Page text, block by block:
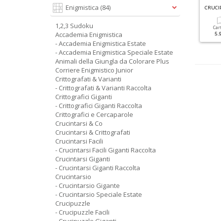
G
RANDI SUDOKU SPECIALE INVERNO N.4
Digitale
1.90 € 3.50 €
Enigmistica (84)
1,2,3 Sudoku
Accademia Enigmistica
- Accademia Enigmistica Estate
- Accademia Enigmistica Speciale Estate
Animali della Giungla da Colorare Plus
Corriere Enigmistico Junior
Crittografati & Varianti
- Crittografati & Varianti Raccolta
Crittografici Giganti
- Crittografici Giganti Raccolta
Crittografici e Cercaparole
Crucintarsi & Co
Crucintarsi & Crittografati
Crucintarsi Facili
- Crucintarsi Facili Giganti Raccolta
Crucintarsi Giganti
- Crucintarsi Giganti Raccolta
Crucintarsio
- Crucintarsio Gigante
- Crucintarsio Speciale Estate
Crucipuzzle
- Crucipuzzle Facili